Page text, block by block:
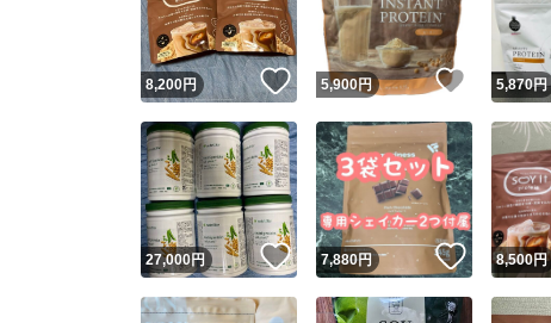
8,200円 いいね！
5,900円 いいね！
5,870円
27,000円 いいね！
7,880円 いいね！
8,500円